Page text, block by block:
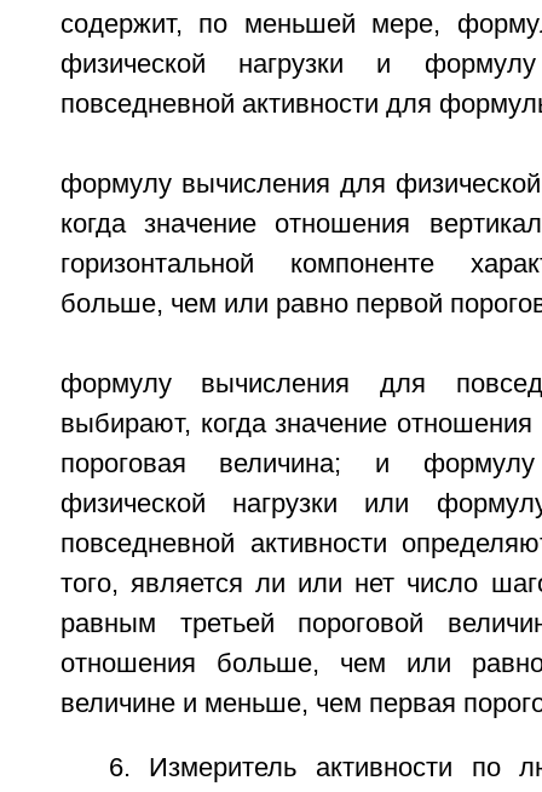
содержит, по меньшей мере,
физической нагрузки и
повседневной активности для
формулу вычисления для
когда значение отношения
горизонтальной компоненте
больше, чем или равно первой
формулу вычисления для
выбирают, когда значение
пороговая величина; и
физической нагрузки или
повседневной активности
того, является ли или нет число
равным третьей пороговой
отношения больше, чем или
величине и меньше, чем первая
6. Измеритель активности по